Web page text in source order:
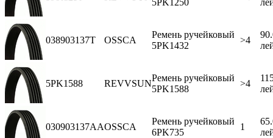
5PK1250
038903137T OSSCA
Ремень ручейковый
5PK1432
>4
5PK1588 REVVSUN
Ремень ручейковый
5PK1588
>4
030903137AAOSSCA
Ремень ручейковый
6PK735
1